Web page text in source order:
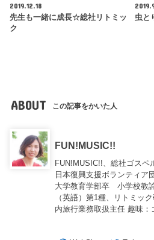
2019.12.18
先生も一緒に成長☆総社リトミッ
ク
虫と
ABOUT この記事をかいた人
FUN!MUSIC!!
FUN!MUSIC!!、総社ゴス
日本復興支援ボランティア
大学教育学部卒 小学校教
（英語）第1種、リトミッ
内旅行業務取扱主任 趣味